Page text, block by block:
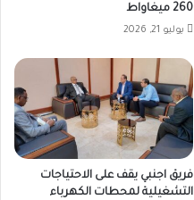
260 ميغاواط
يوليو 21, 2026
فريق اجنبي يقف على الاحتياجات
التشغيلية لمحطات الكهرباء